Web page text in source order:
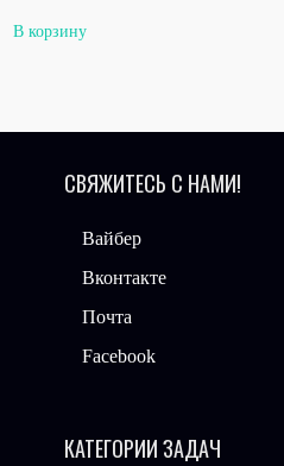
В корзину
СВЯЖИТЕСЬ С НАМИ!
Вайбер
Вконтакте
Почта
Facebook
КАТЕГОРИИ ЗАДАЧ